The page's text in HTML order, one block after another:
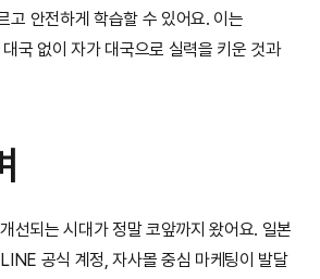
고 안전하게 학습할 수 있어요. 이는
국 없이 자가 대국으로 실력을 키운 것과
선되는 시대가 정말 코앞까지 왔어요. 일본
공식 계정, 자사몰 중심 마케팅이 발달